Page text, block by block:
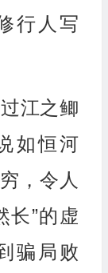
行人写
江之鲫
如恒河
，令人
长”的虚
骗局败